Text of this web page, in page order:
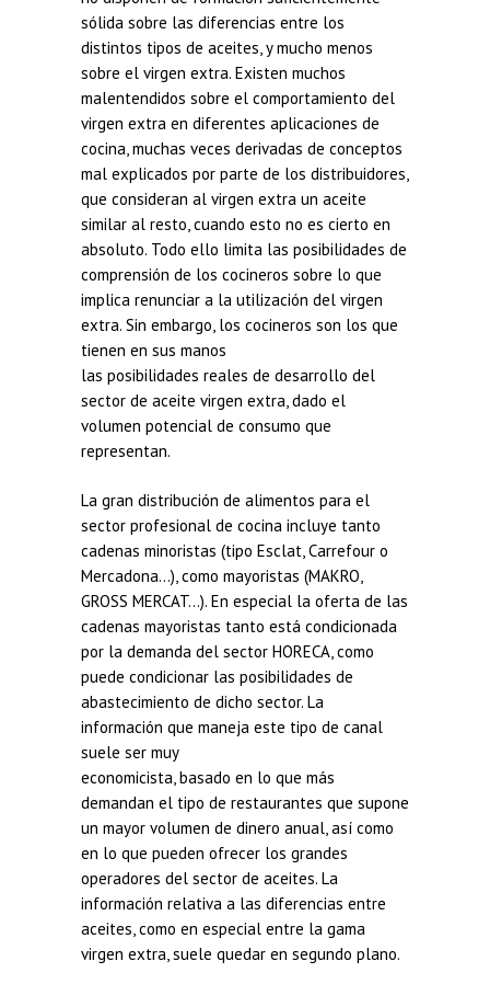
sólida sobre las diferencias entre los
distintos tipos de aceites, y mucho menos
sobre el virgen extra. Existen muchos
malentendidos sobre el comportamiento del
virgen extra en diferentes aplicaciones de
cocina, muchas veces derivadas de conceptos
mal explicados por parte de los distribuidores,
que consideran al virgen extra un aceite
similar al resto, cuando esto no es cierto en
absoluto. Todo ello limita las posibilidades de
comprensión de los cocineros sobre lo que
implica renunciar a la utilización del virgen
extra. Sin embargo, los cocineros son los que
tienen en sus manos
las posibilidades reales de desarrollo del
sector de aceite virgen extra, dado el
volumen potencial de consumo que
representan.
La gran distribución de alimentos para el
sector profesional de cocina incluye tanto
cadenas minoristas (tipo Esclat, Carrefour o
Mercadona…), como mayoristas (MAKRO,
GROSS MERCAT…). En especial la oferta de las
cadenas mayoristas tanto está condicionada
por la demanda del sector HORECA, como
puede condicionar las posibilidades de
abastecimiento de dicho sector. La
información que maneja este tipo de canal
suele ser muy
economicista, basado en lo que más
demandan el tipo de restaurantes que supone
un mayor volumen de dinero anual, así como
en lo que pueden ofrecer los grandes
operadores del sector de aceites. La
información relativa a las diferencias entre
aceites, como en especial entre la gama
virgen extra, suele quedar en segundo plano.